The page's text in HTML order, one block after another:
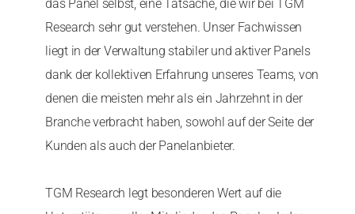
das Panel selbst, eine Tatsache, die wir bei TGM
Research sehr gut verstehen. Unser Fachwissen
liegt in der Verwaltung stabiler und aktiver Panels
dank der kollektiven Erfahrung unseres Teams, von
denen die meisten mehr als ein Jahrzehnt in der
Branche verbracht haben, sowohl auf der Seite der
Kunden als auch der Panelanbieter.
TGM Research legt besonderen Wert auf die